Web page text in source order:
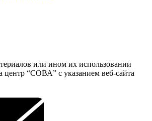
или ином их использовании
центр “СОВА” с указанием веб-сайта